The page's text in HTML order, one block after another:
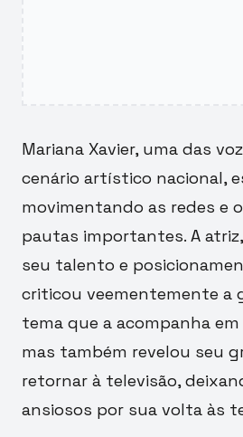
Mariana Xavier, uma das
cenário artístico nacional,
movimentando as redes e
pautas importantes. A
seu talento e
criticou veementemente a
tema que a acompanha
mas também revelou seu
retornar à televisão,
ansiosos por sua volta às